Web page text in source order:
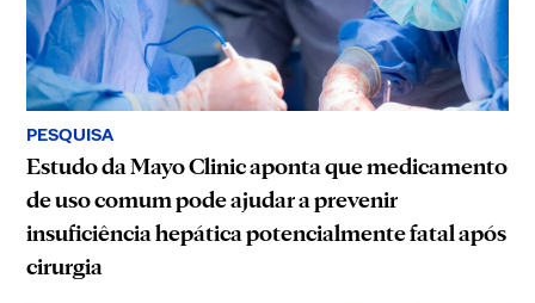
PESQUISA
Estudo da Mayo Clinic aponta que medicamento
de uso comum pode ajudar a prevenir
insuficiência hepática potencialmente fatal após
cirurgia